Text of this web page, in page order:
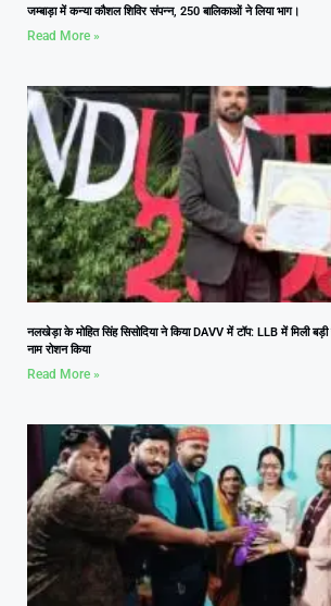
जम्बाड़ा में कन्या कौशल शिविर संपन्न, 250 बालिकाओं ने लिया भाग।
Read More »
नलखेड़ा के मोहित सिंह सिसोदिया ने किया DAVV में टॉप: LLB में मिली
नाम रोशन किया
Read More »